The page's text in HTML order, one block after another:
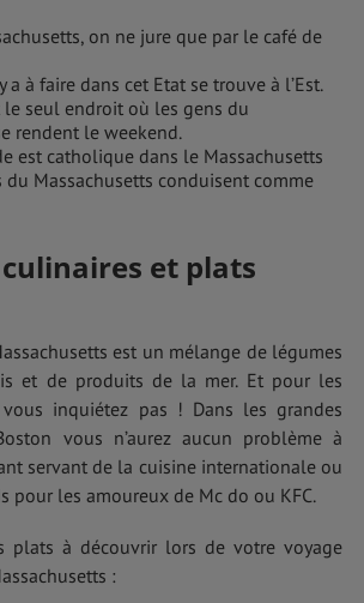
on ne jure que par le café de
a à faire dans cet Etat se trouve à l’Est.
seul endroit où les gens du
rendent le weekend.
est catholique dans le Massachusetts
du Massachusetts conduisent comme
et plats
est un mélange de légumes
et de produits de la mer. Et pour les
inquiétez pas ! Dans les grandes
vous n’aurez aucun problème à
servant de la cuisine internationale ou
pour les amoureux de Mc do ou KFC.
plats à découvrir lors de votre voyage
: